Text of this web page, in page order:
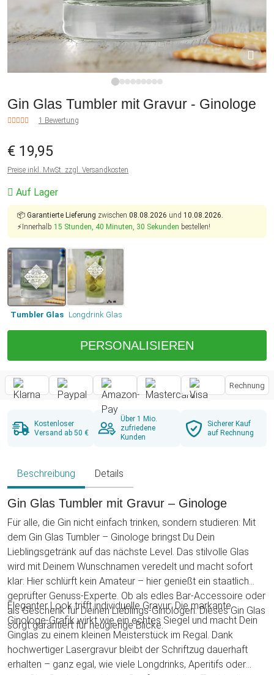
Gin Glas Tumbler mit Gravur - Ginologe
1 Bewertung
€ 19,95
Preise inkl. MwSt. zzgl. Versandkosten
Auf Lager
📦 Garantierte Lieferung zwischen 08.08.2026 und 10.08.2026.
⚡Innerhalb 15 Stunden, 40 Minuten, 30 Sekunden bestellen!
Tumbler Glas Longdrink Glas
PERSONALISIEREN
Rechnung
Kostenloser
Versand ab 50 €
Über 1 Mio.
zufriedene
Kunden
Sicherer Kauf
auf Rechnung
Beschreibung Details
Gin Glas Tumbler mit Gravur – Ginologe
Für alle, die Gin nicht einfach trinken, sondern studieren: Mit
dem Gin Glas Tumbler – Ginologe bringst Du Dein
Lieblingsgetränk auf das nächste Level. Das stilvolle Glas
wird mit Deinem Wunschnamen veredelt und macht sofort
klar: Hier schlürft kein Amateur – hier genießt ein staatlich
geprüfter Genuss-Experte. Ob als edles Bar-Accessoire oder
als Geschenk für Deinen Lieblings-Ginologen: Dieses Gin Glas
sorgt garantiert für neugierige Blicke.
Eleganter Look trifft individuelle Gravur: Die markante
Ginologe-Grafik wirkt wie ein echtes Siegel und macht Dein
Ginglas zu einem kleinen Meisterstück im Regal. Dank
hochwertiger Lasergravur bleibt der Schriftzug dauerhaft
erhalten – ganz egal, wie viele Longdrinks, Aperitifs oder